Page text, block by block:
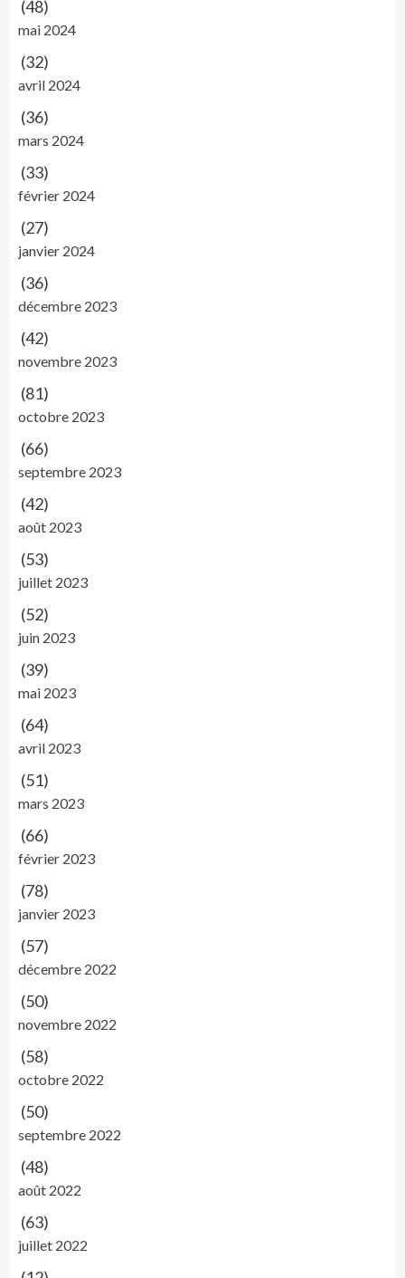
(48)
mai 2024
(32)
avril 2024
(36)
mars 2024
(33)
février 2024
(27)
janvier 2024
(36)
décembre 2023
(42)
novembre 2023
(81)
octobre 2023
(66)
septembre 2023
(42)
août 2023
(53)
juillet 2023
(52)
juin 2023
(39)
mai 2023
(64)
avril 2023
(51)
mars 2023
(66)
février 2023
(78)
janvier 2023
(57)
décembre 2022
(50)
novembre 2022
(58)
octobre 2022
(50)
septembre 2022
(48)
août 2022
(63)
juillet 2022